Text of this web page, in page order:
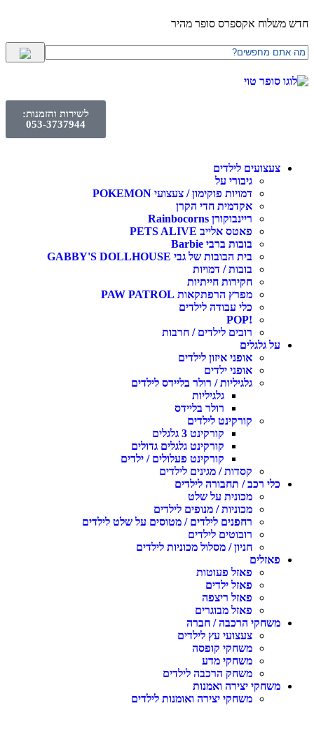
חדש משלוח אקספרס סופר מהיר
לשירות והזמנות:
053-3737944
צעצועים לילדים
גיבורי על
דמויות פוקימון / צעצועי POKEMON
אקדמית חדי הקרן
ריינבוקורן Rainbocorns
פאטס אלייב PETS ALIVE
בובות ברבי Barbie
בית הבובות של גבי GABBY'S DOLLHOUSE
בובות / דמויות
חקירות חייתיות
מפרץ הרפתקאות PAW PATROL
כלי עבודה לילדים
!POP
רובים לילדים / חרבות
על גלגלים
אופני איזון לילדים
אופני ילדים
גלגיליות / רולר בליידס לילדים
גלגיליות
רולר בליידס
קורקינט לילדים
קורקינט 3 גלגלים
קורקינט גלגלים גדולים
קורקינט פעלולים / ילדים
קסדות / מגינים לילדים
כלי רכב / תחבורה לילדים
מכונית על שלט
מכוניות / מנופים לילדים
רחפנים לילדים / מטוסים על שלט לילדים
רובוטים לילדים
חניון / מסלול מכוניות לילדים
פאזלים
פאזל פעוטות
פאזל ילדים
פאזל ריצפה
פאזל מבוגרים
משחקי הרכבה / חברה
צעצועי עץ לילדים
משחקי קופסה
משחקי מדע
משחק הרכבה לילדים
משחקי יצירה ואמנות
משחקי יצירה ואומנות לילדים